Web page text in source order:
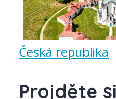
Česká republika
Projděte si